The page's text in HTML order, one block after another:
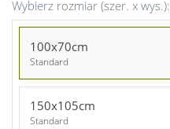
Wybierz rozmiar (szer. x wys.):
100x70cm
Standard
150x105cm
Standard